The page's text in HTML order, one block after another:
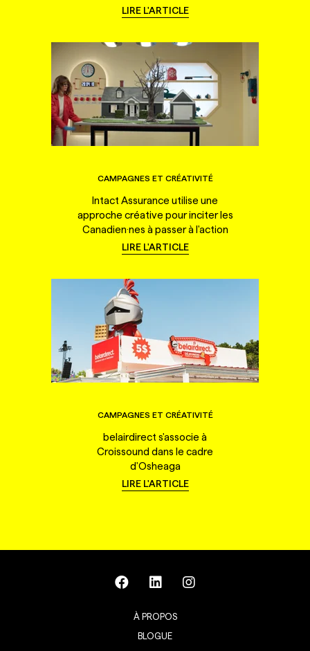
LIRE L'ARTICLE
CAMPAGNES ET CRÉATIVITÉ
Intact Assurance utilise une
approche créative pour inciter les
Canadien·nes à passer à l'action
LIRE L'ARTICLE
CAMPAGNES ET CRÉATIVITÉ
belairdirect s'associe à
Croissound dans le cadre
d'Osheaga
LIRE L'ARTICLE
À PROPOS
BLOGUE